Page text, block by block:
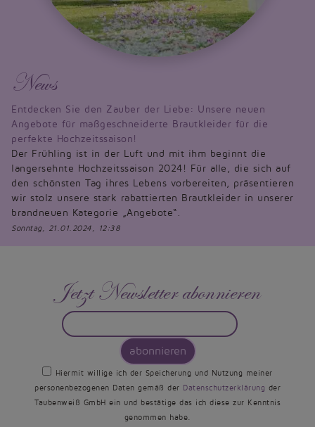
News
Entdecken Sie den Zauber der Liebe: Unsere neuen
Angebote für maßgeschneiderte Brautkleider für die
perfekte Hochzeitssaison!
Der Frühling ist in der Luft und mit ihm beginnt die
langersehnte Hochzeitssaison 2024! Für alle, die sich auf
den schönsten Tag ihres Lebens vorbereiten, präsentieren
wir stolz unsere stark rabattierten Brautkleider in unserer
brandneuen Kategorie „Angebote“.
Sonntag, 21.01.2024, 12:38
Jetzt Newsletter abonnieren
abonnieren
Hiermit willige ich der Speicherung und Nutzung meiner
personenbezogenen Daten gemäß der Datenschutzerklärung der
Taubenweiß GmbH ein und bestätige das ich diese zur Kenntnis
genommen habe.